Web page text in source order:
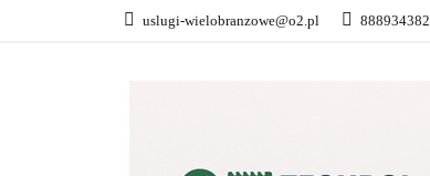
uslugi-wielobranzowe@o2.pl 888934382